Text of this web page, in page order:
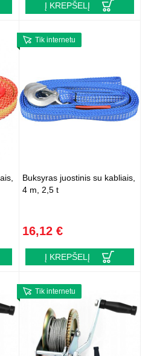
Į KREPŠELĮ
Tik internetu
Buksyras juostinis su kabliais,
4 m, 2,5 t
16,12 €
Į KREPŠELĮ
Tik internetu